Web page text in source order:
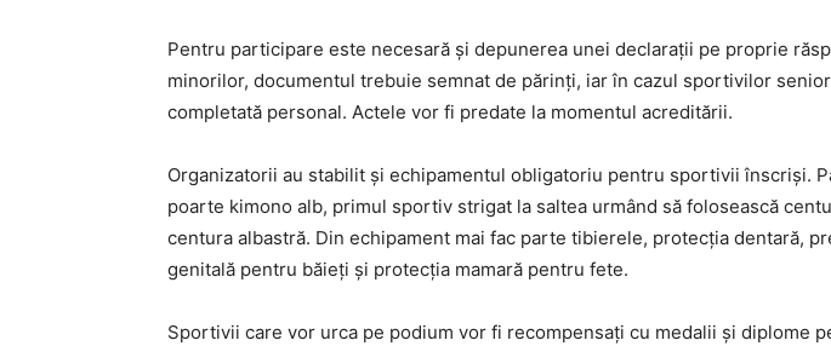
Pentru participare este necesară și depunerea unei declarații pe proprie
minorilor, documentul trebuie semnat de părinți, iar în cazul sportivilor
completată personal. Actele vor fi predate la momentul acreditării.
Organizatorii au stabilit și echipamentul obligatoriu pentru sportivii înscriși.
poarte kimono alb, primul sportiv strigat la saltea urmând să folosească
centura albastră. Din echipament mai fac parte tibierele, protecția dentară,
genitală pentru băieți și protecția mamară pentru fete.
Sportivii care vor urca pe podium vor fi recompensați cu medalii și diplome